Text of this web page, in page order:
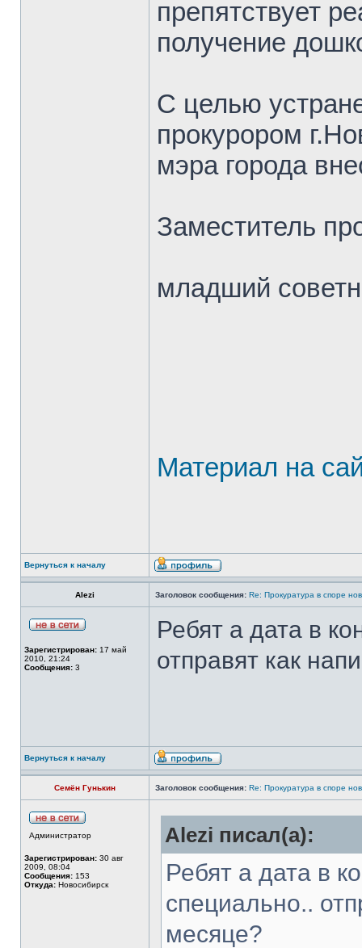
препятствует
получение
С целью
прокурором
мэра города
Заместитель
младший
Материал на
Вернуться к началу
Alezi Заголовок сообщения: Re: Прокуратура в споре
Зарегистрирован: 17 май
2010, 21:24
Сообщения: 3
Ребят а дата в
отправят как
Вернуться к началу
Семён Гунькин Заголовок сообщения: Re: Прокуратура в споре
Администратор
Зарегистрирован: 30 авг
2009, 08:04
Сообщения: 153
Откуда: Новосибирск
Alezi писал(а):
Ребят а дата в
специально..
месяце?